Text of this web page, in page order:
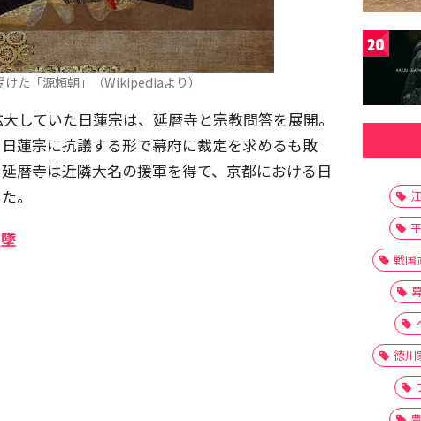
た「源頼朝」（Wikipediaより）
していた日蓮宗は、延暦寺と宗教問答を展開。
蓮宗に抗議する形で幕府に裁定を求めるも敗
暦寺は近隣大名の援軍を得て、京都における日
。
20
戦国
徳川